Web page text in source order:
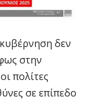
δεν
στην
πολίτες
σε επίπεδο